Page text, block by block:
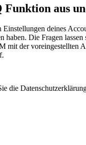
aus
deines
Die Fragen
mit der voreingestellten
die